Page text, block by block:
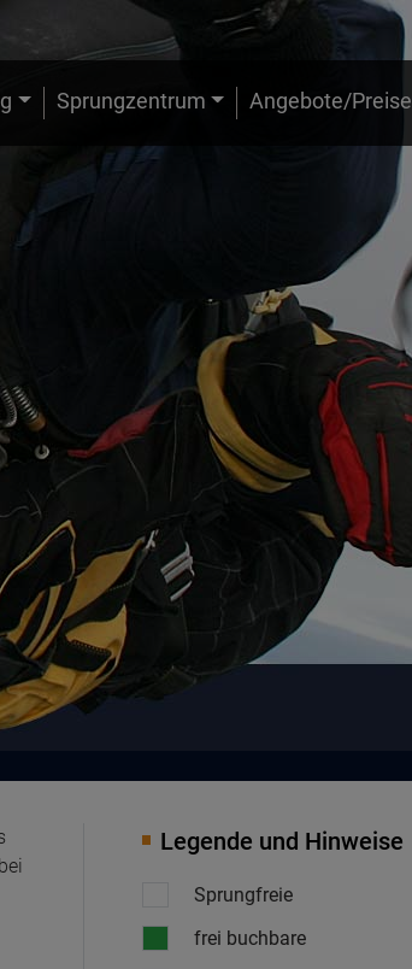
Sprungzentrum Angebote/Preise
Legende und Hinweise
Sprungfreie
frei buchbare